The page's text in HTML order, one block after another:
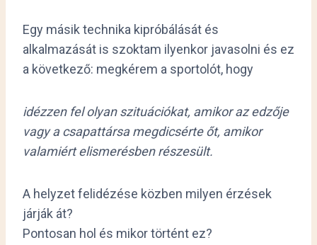
Egy másik technika kipróbálását és
alkalmazását is szoktam ilyenkor javasolni és ez
a következő: megkérem a sportolót, hogy
idézzen fel olyan szituációkat, amikor az edzője
vagy a csapattársa megdicsérte őt, amikor
valamiért elismerésben részesült.
A helyzet felidézése közben milyen érzések
járják át?
Pontosan hol és mikor történt ez?